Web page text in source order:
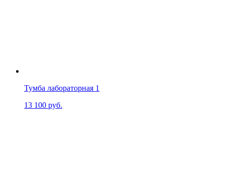
Тумба лабораторная 1
13 100 руб.